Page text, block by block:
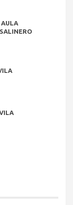
AULA